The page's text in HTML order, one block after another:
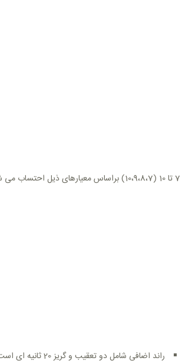
راند اضافی شامل دو تعقیب و گریز 20 ثانیه ای است که هر تیم به فرار می رسد و تیمی که بیشترین زمان فرار را داشته باشد برنده می شود